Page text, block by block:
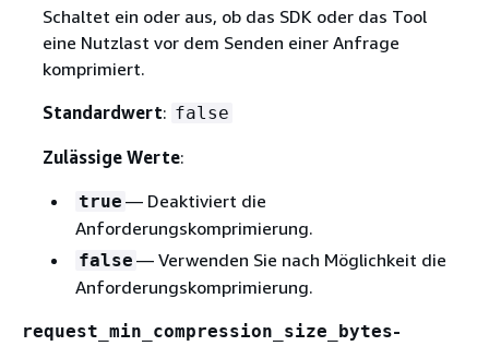
Schaltet ein oder aus, ob das SDK oder das Tool
eine Nutzlast vor dem Senden einer Anfrage
komprimiert.
Standardwert: false
Zulässige Werte:
true — Deaktiviert die
Anforderungskomprimierung.
false — Verwenden Sie nach Möglichkeit die
Anforderungskomprimierung.
request_min_compression_size_bytes-